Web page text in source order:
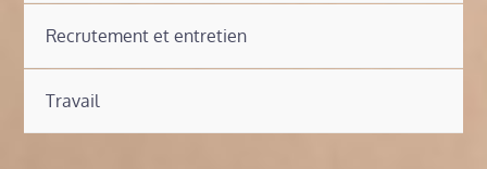
Recrutement et entretien
Travail